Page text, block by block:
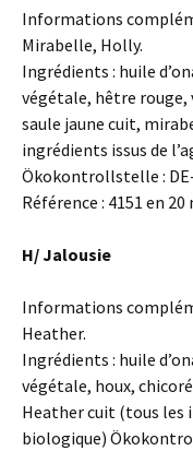
Informations
Mirabelle, Holly.
Ingrédients : huile
végétale, hêtre rouge,
saule jaune cuit,
ingrédients issus de
Ökokontrollstelle :
Référence : 4151 en 20
H/ Jalousie
Informations
Heather.
Ingrédients : huile
végétale, houx,
Heather cuit (tous les
biologique)